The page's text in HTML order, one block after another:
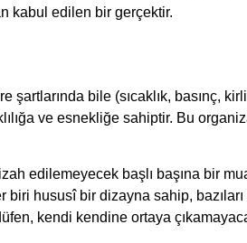
kabul edilen bir gerçektir.
şartlarında bile (sıcaklık, basınç,
ve esnekliğe sahiptir. Bu
edilemeyecek başlı başına bir
hususî bir dizayna sahip, bazıları
kendi kendine ortaya